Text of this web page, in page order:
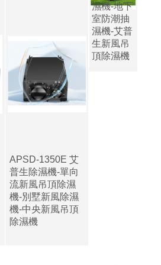
APSD-1350E 艾
普生除濕機-單向
流新風吊頂除濕
機-別墅新風除濕
機-中央新風吊頂
除濕機
濕機-地下
室防潮抽
濕機-艾普
生新風吊
頂除濕機